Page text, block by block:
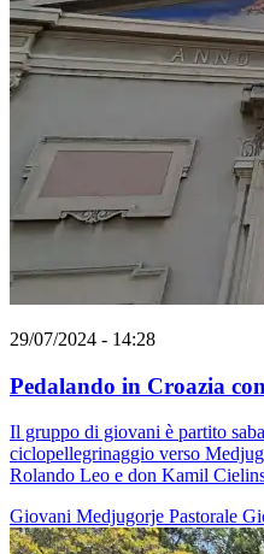
29/07/2024 - 14:28
Pedalando in Croazia
Il gruppo di giovani è partito
ciclopellegrinaggio verso
Rolando Leo e don Kamil
Giovani Medjugorje Pastorale